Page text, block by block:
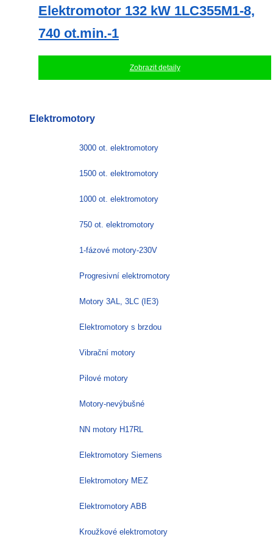
Elektromotor 132 kW 1LC355M1-8,
740 ot.min.-1
Zobrazit detaily
Elektromotory
3000 ot. elektromotory
1500 ot. elektromotory
1000 ot. elektromotory
750 ot. elektromotory
1-fázové motory-230V
Progresivní elektromotory
Motory 3AL, 3LC (IE3)
Elektromotory s brzdou
Vibrační motory
Pilové motory
Motory-nevýbušné
NN motory H17RL
Elektromotory Siemens
Elektromotory MEZ
Elektromotory ABB
Kroužkové elektromotory